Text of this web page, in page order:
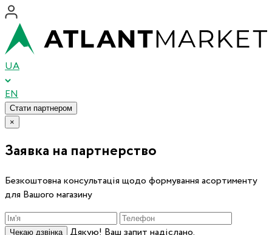
UA
EN
Стати партнером
×
Заявка на партнерство
Безкоштовна консультація щодо формування асортименту
для Вашого магазину
Чекаю дзвінка